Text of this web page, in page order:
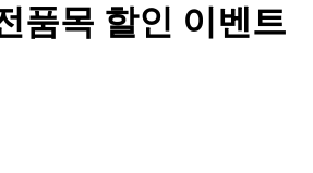
품목 할인 이벤트